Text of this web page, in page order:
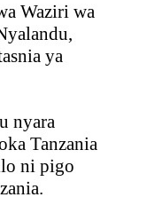
Waziri wa
ya
nyara
Tanzania
ni pigo